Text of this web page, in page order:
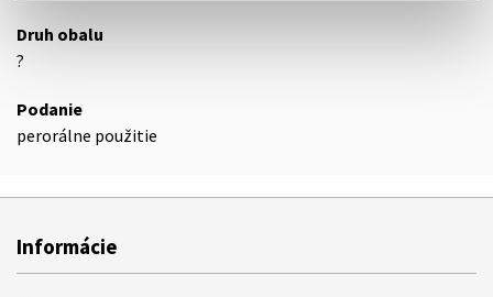
Druh obalu
?
Podanie
perorálne použitie
Informácie